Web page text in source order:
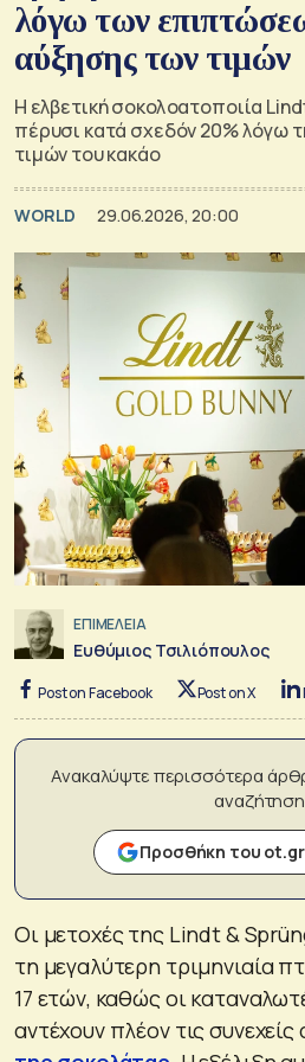
λόγω των
αύξησης των τιμών
Η ελβετική σοκολοατοποιία
πέρυσι κατά σχεδόν 20% λόγω
τιμών του κακάο
WORLD 29.06.2026, 20:00
ΕΠΙΜΕΛΕΙΑ
Ευθύμιος Τσιλιόπουλος
Post on Facebook Post on X
Ανακαλύψτε περισσότερα
Προσθήκη του
Οι μετοχές της Lindt &
τη μεγαλύτερη τριμηνιαία
17 ετών, καθώς οι
αντέχουν πλέον τις συνεχείς